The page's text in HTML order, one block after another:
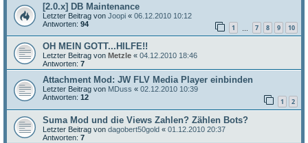
[2.0.x] DB Maintenance
Letzter Beitrag von Joopi « 06.12.2010 10:12
Antworten: 94 1 7 8 9 10
OH MEIN GOTT...HILFE!!
Letzter Beitrag von Metzle « 04.12.2010 18:46
Antworten: 7
Attachment Mod: JW FLV Media Player einbinden
Letzter Beitrag von MDuss « 02.12.2010 10:39
Antworten: 12 1 2
Suma Mod und die Views Zahlen? Zählen Bots?
Letzter Beitrag von dagobert50gold « 01.12.2010 20:37
Antworten: 7